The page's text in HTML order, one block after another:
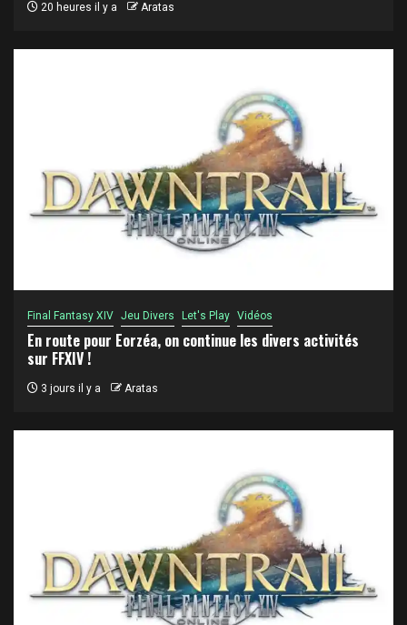
20 heures il y a Aratas
Final Fantasy XIV Jeu Divers Let's Play Vidéos
En route pour Eorzéa, on continue les divers activités
sur FFXIV !
3 jours il y a Aratas